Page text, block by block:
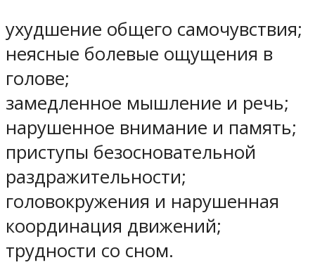
ухудшение общего самочувствия;
неясные болевые ощущения в
голове;
замедленное мышление и речь;
нарушенное внимание и память;
приступы безосновательной
раздражительности;
головокружения и нарушенная
координация движений;
трудности со сном.